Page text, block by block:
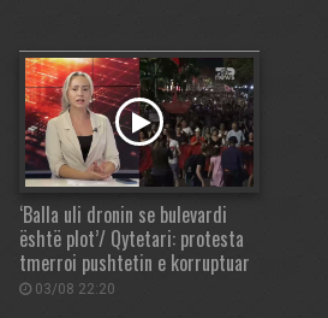
‘Balla uli dronin se bulevardi
është plot’/ Qytetari: protesta
tmerroi pushtetin e korruptuar
03/08 22:20